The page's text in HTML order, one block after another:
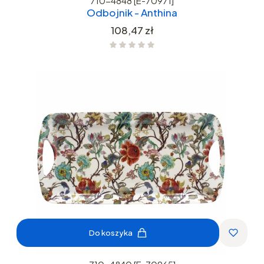
Odbojnik - Anthina
Cena
108,47 zł
Do koszyka